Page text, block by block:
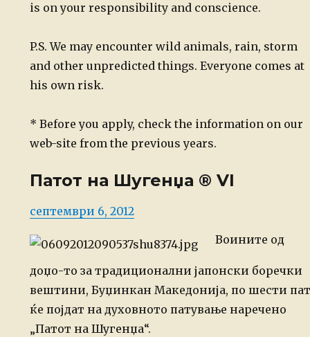
is on your responsibility and conscience.
P.S. We may encounter wild animals, rain, storm
and other unpredicted things. Everyone comes at
his own risk.
* Before you apply, check the information on our
web-site from the previous years.
Патот на Шугенџа ® VI
Posted
септември 6, 2012
Воините од
доџо-то за традиционални јапонски боречки
вештини, Буџинкан Македонија, по шести пат
ќе појдат на духовното патување наречено
„Патот на Шугенџа“.